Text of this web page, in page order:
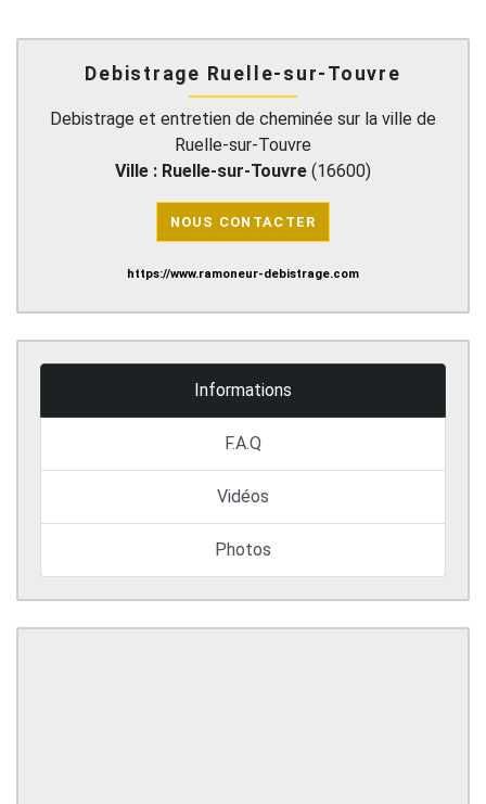
Debistrage Ruelle-sur-Touvre
Debistrage et entretien de cheminée sur la ville de
Ruelle-sur-Touvre
Ville : Ruelle-sur-Touvre (16600)
NOUS CONTACTER
https://www.ramoneur-debistrage.com
Informations
F.A.Q
Vidéos
Photos